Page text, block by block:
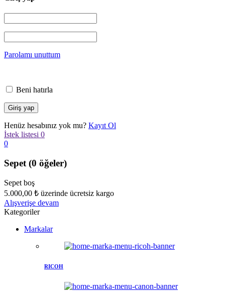
Parolamı unuttum
Beni hatırla
Henüz hesabınız yok mu? Kayıt Ol
İstek listesi 0
0
Sepet (0 öğeler)
Sepet boş
5.000,00 ₺ üzerinde ücretsiz kargo
Alışverişe devam
Kategoriler
Markalar
RICOH